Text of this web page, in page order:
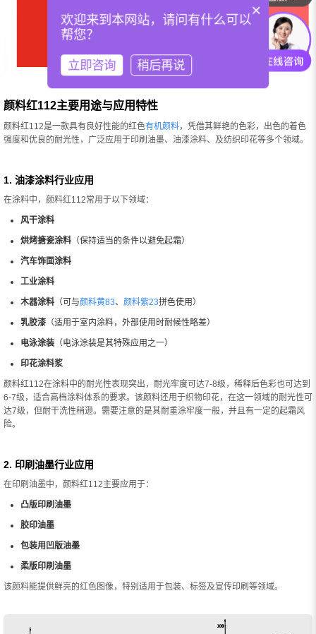
颜料红112主要用途与应用特性
颜料红112是一款具有良好性能的红色有机颜料，凭借其鲜艳的色彩，出色的着色
强度和优良的耐光性，广泛应用于印刷油墨、油漆涂料、及纺织印花等多个领域。
1. 油漆涂料行业应用
在涂料中，颜料红112常用于以下领域：
风干涂料
烘烤搪瓷涂料 （保持适当的条件以避免起霜）
汽车饰面涂料
工业涂料
木器涂料 （可与颜料黄83、 颜料紫23拼色使用）
乳胶漆 （适用于室内涂料，外部使用时耐候性略差）
电泳涂装 （电泳涂装是其特殊应用之一）
印花涂料浆
颜料红112在涂料中的耐光性表现突出，耐光牢度可达7-8级，稀释后色彩也可达到
6-7级，适合高档涂料体系的要求。该颜料还用于织物印花，在这一领域的耐光性可
达7级，但耐干洗性稍逊。需要注意的是其耐重涂牢度一般，并且有一定的起霜风
险。
2. 印刷油墨行业应用
在印刷油墨中，颜料红112主要应用于：
凸版印刷油墨
胶印油墨
包装用凹版油墨
柔版印刷油墨
该颜料能提供鲜亮的红色图像，特别适用于包装、标签及宣传印刷等领域。
×
欢迎来到本网站，请问有什么可以
帮您？
立即咨询 稍后再说